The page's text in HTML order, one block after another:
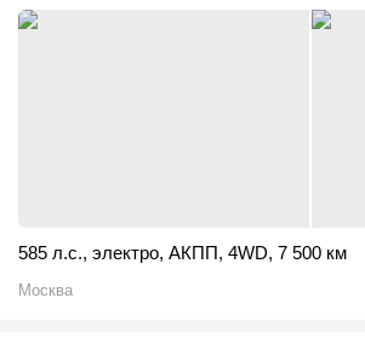
585 л.с., электро, АКПП, 4WD, 7 500 км
Москва